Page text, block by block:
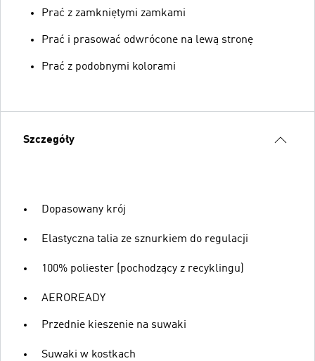
Prać z zamkniętymi zamkami
Prać i prasować odwrócone na lewą stronę
Prać z podobnymi kolorami
Szczegóły
Dopasowany krój
Elastyczna talia ze sznurkiem do regulacji
100% poliester (pochodzący z recyklingu)
AEROREADY
Przednie kieszenie na suwaki
Suwaki w kostkach